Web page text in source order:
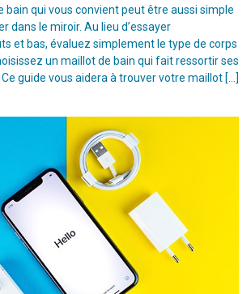
bain qui vous convient peut être aussi simple
dans le miroir. Au lieu d’essayer
et bas, évaluez simplement le type de corps
un maillot de bain qui fait ressortir ses
guide vous aidera à trouver votre maillot […]